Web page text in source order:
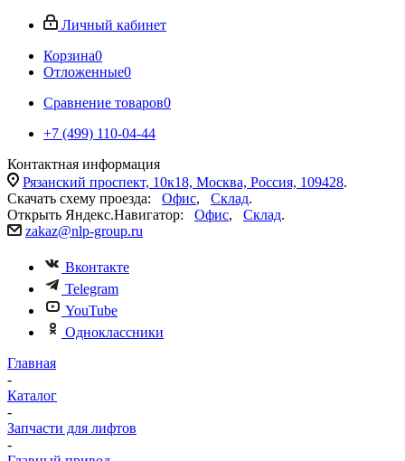
Личный кабинет
Корзина0
Отложенные0
Сравнение товаров0
+7 (499) 110-04-44
Контактная информация
Рязанский проспект, 10к18, Москва, Россия, 109428.
Скачать схему проезда: Офис, Склад.
Открыть Яндекс.Навигатор: Офис, Склад.
zakaz@nlp-group.ru
Вконтакте
Telegram
YouTube
Одноклассники
Главная
-
Каталог
-
Запчасти для лифтов
-